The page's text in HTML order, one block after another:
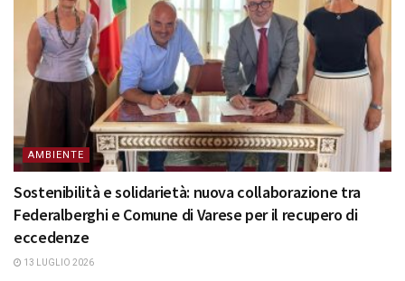
AMBIENTE
Sostenibilità e solidarietà: nuova collaborazione tra
Federalberghi e Comune di Varese per il recupero di
eccedenze
13 LUGLIO 2026